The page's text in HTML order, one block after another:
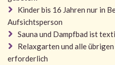
Kinder bis 16 Jahren nur in
Aufsichtsperson
Sauna und Dampfbad ist
Relaxgarten und alle
erforderlich